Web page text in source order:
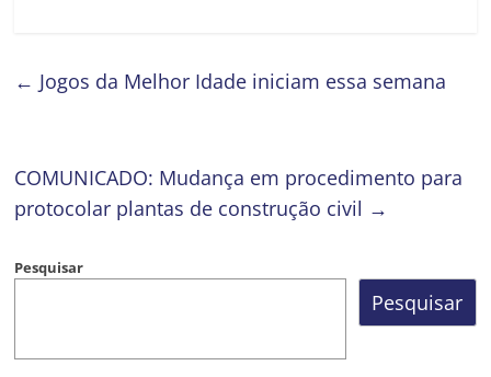
← Jogos da Melhor Idade iniciam essa semana
COMUNICADO: Mudança em procedimento para
protocolar plantas de construção civil →
Pesquisar
Pesquisar